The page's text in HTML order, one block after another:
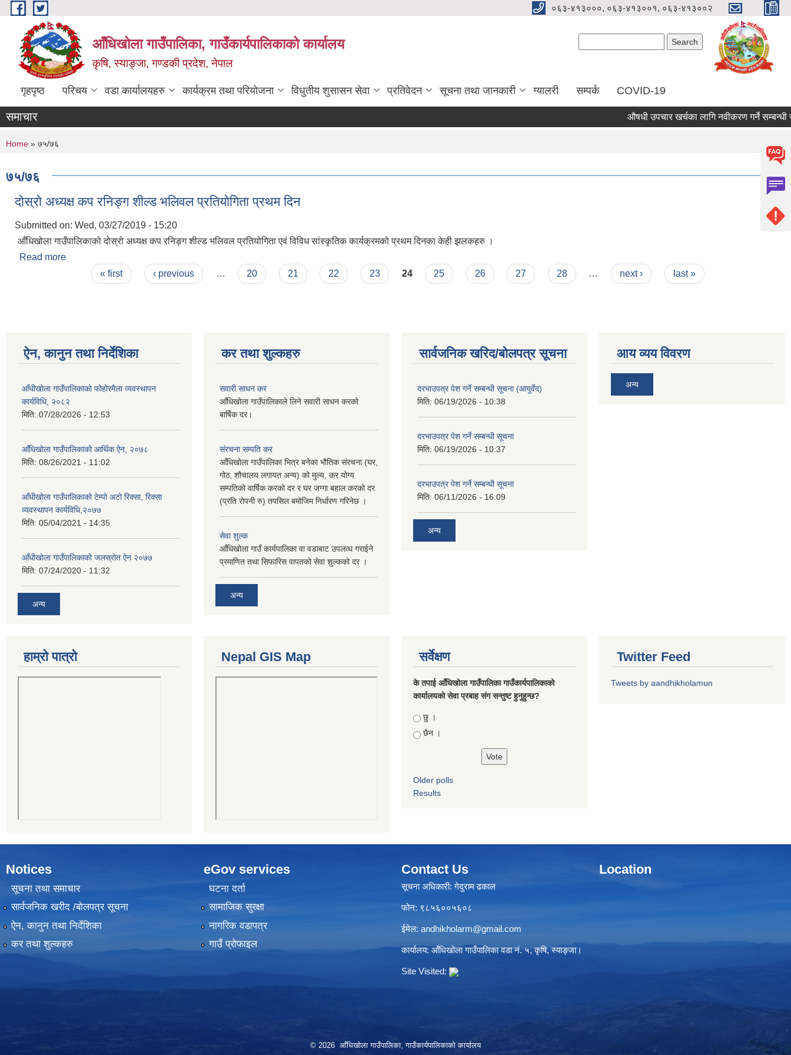
Skip to main content ०६३-४१३०००, ०६३-४१३००१, ०६३-४१३००२
आँधिखोला गाउँपालिका, गाउँकार्यपालिकाको कार्यालय
कृषि, स्याङ्जा, गण्डकी प्रदेश, नेपाल
गृहपृष्ठ परिचय वडा कार्यालयहरु कार्यक्रम तथा परियोजना विधुतीय शुसासन सेवा प्रतिवेदन सूचना तथा जानकारी ग्यालरी सम्पर्क COVID-19
समाचार औषधी उपचार खर्चका लागि नवीकरण गर्ने सम्बन्धी
You are here
Home » ७५/७६
७५/७६
दोस्रो अध्यक्ष कप रनिङ्ग शील्ड भलिवल प्रतियोगिता प्रथम दिन
Submitted on: Wed, 03/27/2019 - 15:20
आँधिखोला गाउँपालिकाको दोस्रो अध्यक्ष कप रनिङ्ग शील्ड भलिवल प्रतियोगिता एवं विविध सांस्कृतिक कार्यक्रमको प्रथम दिनका केही झलकहरु ।
Read more
« first ‹ previous … 20 21 22 23 24 25 26 27 28 … next › last »
ऐन, कानुन तथा निर्देशिका
आँधीखोला गाउँपालिकाको फोहोरमैला व्यवस्थापन
कार्यविधि, २०८२
मिति: 07/28/2026 - 12:53
आँधिखोला गाउँपालिकाको आर्थिक ऐन, २०७८
मिति: 08/26/2021 - 11:02
आँधीखोला गाउँपालिकाको टेम्पो अटो रिक्सा, रिक्सा
व्यवस्थापन कार्यविधि,२०७७
मिति: 05/04/2021 - 14:35
आँधीखोला गाउँपालिकाको जलस्रोत ऐन २०७७
मिति: 07/24/2020 - 11:32
अन्य
कर तथा शुल्कहरु
सवारी साधन कर
आँधिखोला गाउँपालिकाले लिने सवारी साधन करको
बार्षिक दर।
संरचना सम्पति कर
आँधिखोला गाउँपालिका भित्र बनेका भौतिक संरचना (घर,
गोठ, शौचालय लगायत अन्य) को मुल्य, कर योग्य
सम्पतिको वार्षिक करको दर र घर जग्गा बहाल करको दर
(प्रति रोपनी रु) तपसिल बमोजिम निर्धारण गरिनेछ ।
सेवा शुल्क
आँधिखोला गाउँ कार्यपालिका वा वडाबाट उपलव्ध गराईने
प्रमाणित तथा सिफारिस वापतको सेवा शुल्कको दर ।
अन्य
सार्वजनिक खरिद/बोलपत्र सूचना
दरभाउपत्र पेश गर्ने सम्बन्धी सूचना (आयुर्वेद)
मिति: 06/19/2026 - 10:38
दरभाउपत्र पेश गर्ने सम्बन्धी सूचना
मिति: 06/19/2026 - 10:37
दरभाउपत्र पेश गर्ने सम्बन्धी सूचना
मिति: 06/11/2026 - 16:09
अन्य
आय व्यय विवरण
अन्य
हाम्रो पात्रो Nepal GIS Map सर्वेक्षण
के तपाई आँधिखोला गाउँपालिका गाउँकार्यपालिकाको
कार्यालयको सेवा प्रबाह संग सन्तुष्ट हुनुहुन्छ?
Choices
छु ।
छैन ।
Older polls
Results
Twitter Feed
Tweets by aandhikholamun
Notices
सूचना तथा समाचार
सार्वजनिक खरीद /बोलपत्र सूचना
ऐन, कानुन तथा निर्देशिका
कर तथा शुल्कहरु
eGov services
घटना दर्ता
सामाजिक सुरक्षा
नागरिक वडापत्र
गाउँ प्रोफाइल
Contact Us
सूचना अधिकारी: गेदुराम ढकाल
फोन: ९८५६००५६०८
ईमेल: andhikholarm@gmail.com
कार्यालय: आँधिखोला गाउँपालिका वडा नं. ५, कृषि, स्याङ्जा।
Site Visited:
Location
© 2026 आँधिखोला गाउँपालिका, गाउँकार्यपालिकाको कार्यालय